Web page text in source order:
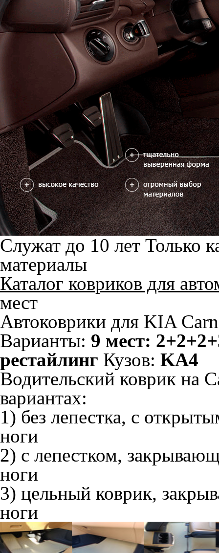
Служат до 10 лет Только
материалы
Каталог ковриков для
мест
Автоковрики для KIA
Варианты: 9 мест:
рестайлинг Кузов: KA4
Водительский коврик на
вариантах:
1) без лепестка, с
ноги
2) с лепестком,
ноги
3) цельный коврик,
ноги